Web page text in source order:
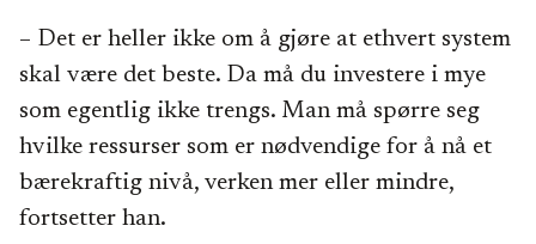
– Det er heller ikke om å gjøre at ethvert system
skal være det beste. Da må du investere i mye
som egentlig ikke trengs. Man må spørre seg
hvilke ressurser som er nødvendige for å nå et
bærekraftig nivå, verken mer eller mindre,
fortsetter han.